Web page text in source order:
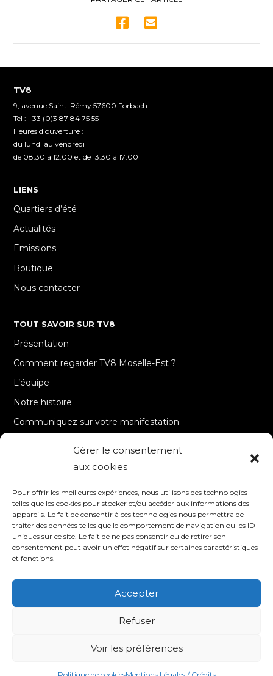
Gérer le consentement
aux cookies
Pour offrir les meilleures expériences, nous utilisons des technologies
telles que les cookies pour stocker et/ou accéder aux informations des
appareils. Le fait de consentir à ces technologies nous permettra de
traiter des données telles que le comportement de navigation ou les ID
uniques sur ce site. Le fait de ne pas consentir ou de retirer son
consentement peut avoir un effet négatif sur certaines caractéristiques
et fonctions.
Accepter
Refuser
Voir les préférences
TV8
9, avenue Saint-Rémy 57600 Forbach
Tel : +33 (0)3 87 84 75 55
Heures d'ouverture :
du lundi au vendredi
de 08:30 à 12:00 et de 13:30 à 17:00
LIENS
Quartiers d’été
Actualités
Emissions
Boutique
Nous contacter
TOUT SAVOIR SUR TV8
Présentation
Comment regarder TV8 Moselle-Est ?
L’équipe
Notre histoire
Communiquez sur votre manifestation
Contact
Mentions Légales / Crédits
Politique de cookies (UE)
Politique de confidentialité – RGPD
© 2020 TV8 Moselle-Est - 9 avenue Saint-Remy - 57600 FORBACH -
Communication